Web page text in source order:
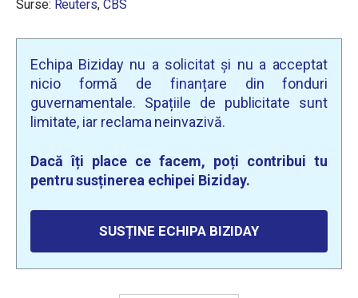
Surse: Reuters, CBS
Echipa Biziday nu a solicitat și nu a acceptat
nicio formă de finanțare din fonduri
guvernamentale. Spațiile de publicitate sunt
limitate, iar reclama neinvazivă.
Dacă îți place ce facem, poți contribui tu
pentru susținerea echipei Biziday.
SUSȚINE ECHIPA BIZIDAY